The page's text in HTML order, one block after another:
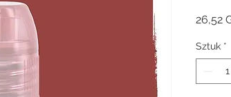
26,52
Sztuk *